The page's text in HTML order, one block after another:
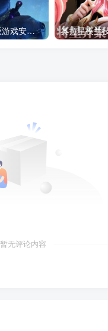
传奇官方网登录-正版游戏安全保障
暂无评论内容